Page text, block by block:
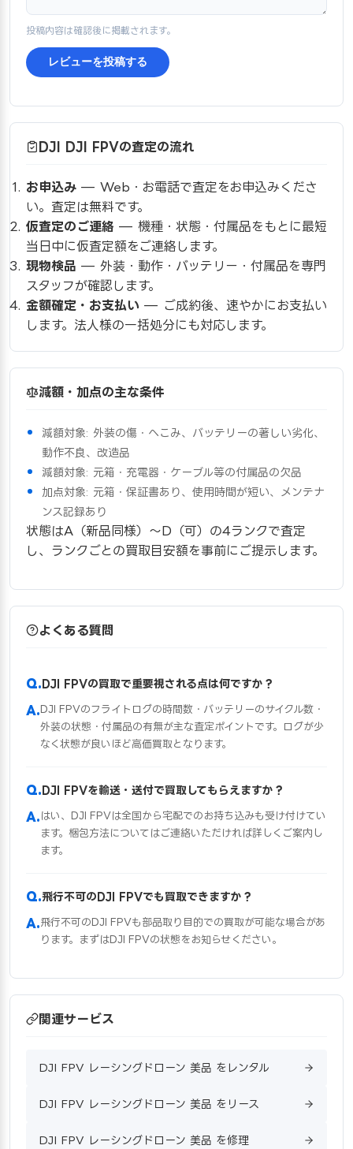
投稿内容は確認後に掲載されます。
レビューを投稿する
DJI DJI FPVの査定の流れ
お申込み — Web・お電話で査定をお申込みくださ
い。査定は無料です。
仮査定のご連絡 — 機種・状態・付属品をもとに最短
当日中に仮査定額をご連絡します。
現物検品 — 外装・動作・バッテリー・付属品を専門
スタッフが確認します。
金額確定・お支払い — ご成約後、速やかにお支払い
します。法人様の一括処分にも対応します。
減額・加点の主な条件
減額対象: 外装の傷・へこみ、バッテリーの著しい劣化、
動作不良、改造品
減額対象: 元箱・充電器・ケーブル等の付属品の欠品
加点対象: 元箱・保証書あり、使用時間が短い、メンテナ
ンス記録あり
状態はA（新品同様）〜D（可）の4ランクで査定
し、ランクごとの買取目安額を事前にご提示します。
よくある質問
DJI FPVの買取で重要視される点は何ですか？
DJI FPVのフライトログの時間数・バッテリーのサイクル数・
外装の状態・付属品の有無が主な査定ポイントです。ログが少
なく状態が良いほど高価買取となります。
DJI FPVを輸送・送付で買取してもらえますか？
はい、DJI FPVは全国から宅配でのお持ち込みも受け付けてい
ます。梱包方法についてはご連絡いただければ詳しくご案内し
ます。
飛行不可のDJI FPVでも買取できますか？
飛行不可のDJI FPVも部品取り目的での買取が可能な場合があ
ります。まずはDJI FPVの状態をお知らせください。
関連サービス
DJI FPV レーシングドローン 美品 をレンタル
DJI FPV レーシングドローン 美品 をリース
DJI FPV レーシングドローン 美品 を修理